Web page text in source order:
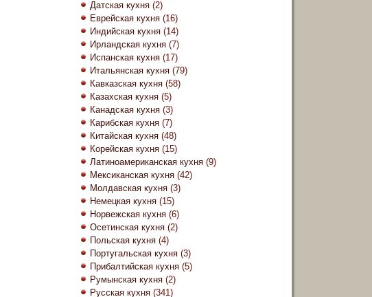
Датская кухня (2)
Еврейская кухня (16)
Индийская кухня (14)
Ирландская кухня (7)
Испанская кухня (17)
Итальянская кухня (79)
Кавказская кухня (58)
Казахская кухня (5)
Канадская кухня (3)
Карибская кухня (7)
Китайская кухня (48)
Корейская кухня (15)
Латиноамериканская кухня (9)
Мексиканская кухня (42)
Молдавская кухня (3)
Немецкая кухня (15)
Норвежская кухня (6)
Осетинская кухня (2)
Польская кухня (4)
Португальская кухня (3)
Прибалтийская кухня (5)
Румынская кухня (2)
Русская кухня (341)